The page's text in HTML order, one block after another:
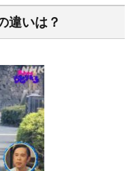
違いは？